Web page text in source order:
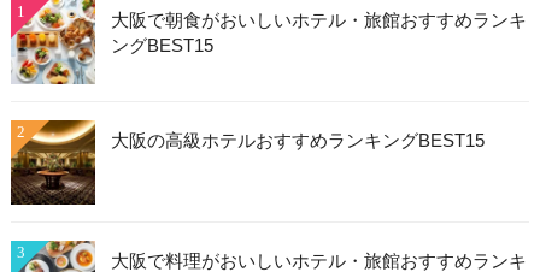
1
大阪で朝食がおいしいホテル・旅館おすすめランキ
ングBEST15
2 大阪の高級ホテルおすすめランキングBEST15
3
大阪で料理がおいしいホテル・旅館おすすめランキ